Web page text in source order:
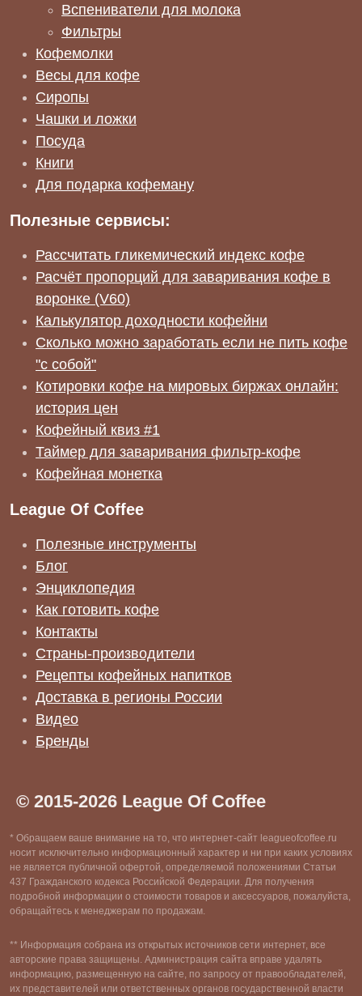
Вспениватели для молока
Фильтры
Кофемолки
Весы для кофе
Сиропы
Чашки и ложки
Посуда
Книги
Для подарка кофеману
Полезные сервисы:
Рассчитать гликемический индекс кофе
Расчёт пропорций для заваривания кофе в
воронке (V60)
Калькулятор доходности кофейни
Сколько можно заработать если не пить кофе
"с собой"
Котировки кофе на мировых биржах онлайн:
история цен
Кофейный квиз #1
Таймер для заваривания фильтр-кофе
Кофейная монетка
League Of Coffee
Полезные инструменты
Блог
Энциклопедия
Как готовить кофе
Контакты
Страны-производители
Рецепты кофейных напитков
Доставка в регионы России
Видео
Бренды
© 2015-2026 League Of Coffee
* Обращаем ваше внимание на то, что интернет-сайт leagueofcoffee.ru
носит исключительно информационный характер и ни при каких условиях
не является публичной офертой, определяемой положениями Статьи
437 Гражданского кодекса Российской Федерации. Для получения
подробной информации о стоимости товаров и аксессуаров, пожалуйста,
обращайтесь к менеджерам по продажам.
** Информация собрана из открытых источников сети интернет, все
авторские права защищены. Администрация сайта вправе удалять
информацию, размещенную на сайте, по запросу от правообладателей,
их представителей или ответственных органов государственной власти